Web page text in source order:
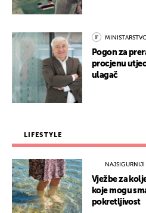
Pogon za
procjenu
ulagač
LIFESTYLE
NAJSIGURNIJI
Vježbe za
koje mogu
pokretljivost